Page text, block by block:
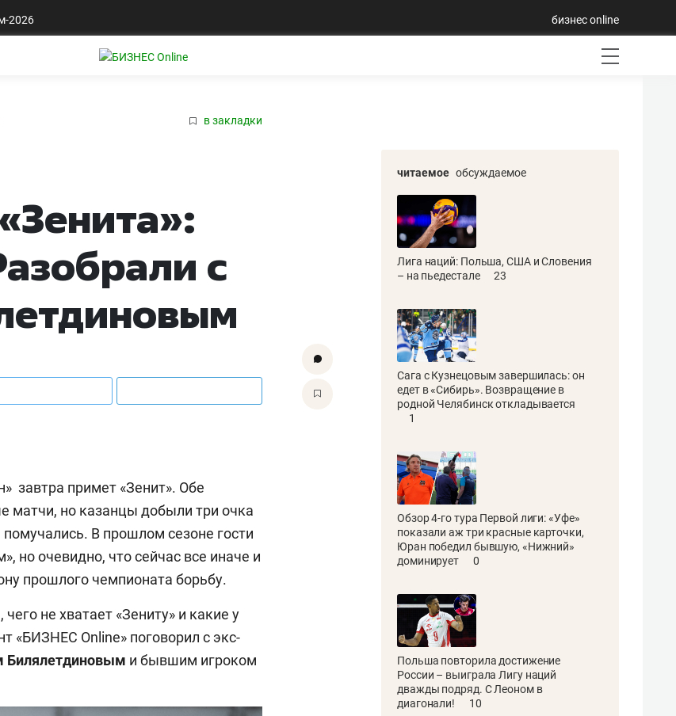
2026 бизнес online
в закладки
с
завтра примет «Зенит». Обе
матчи, но казанцы добыли три очка
В прошлом сезоне гости
но очевидно, что сейчас все иначе и
прошлого чемпионата борьбу.
не хватает «Зениту» и какие у
«БИЗНЕС Online» поговорил с экс-
Билялетдиновым и бывшим игроком
читаемое обсуждаемое
Лига наций: Польша, США и Словения
– на пьедестале
23
Сага с Кузнецовым завершилась: он
едет в «Сибирь». Возвращение в
родной Челябинск откладывается
1
Обзор 4-го тура Первой лиги: «Уфе»
показали аж три красные карточки,
Юран победил бывшую, «Нижний»
доминирует
0
Польша повторила достижение
России – выиграла Лигу наций
дважды подряд. С Леоном в
диагонали!
10